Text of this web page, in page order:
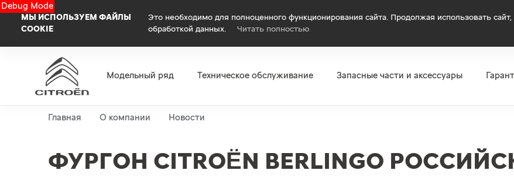
Debug Mode
МЫ ИСПОЛЬЗУЕМ ФАЙЛЫ
COOKIE
Это необходимо для полноценного функционирования сайта. Продолжая использовать
обработкой данных.
Читать полностью
Модельный ряд Техническое обслуживание Запасные части и аксессуары
Главная О компании Новости
ФУРГОН CITROËN BERLINGO